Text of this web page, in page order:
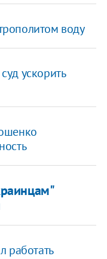
воду
ускорить
работать